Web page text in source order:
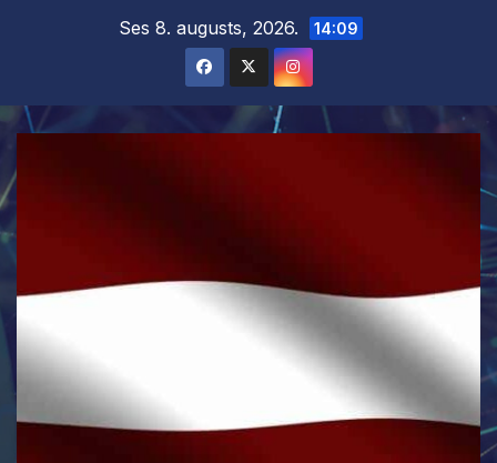
Ses 8. augusts, 2026. 14:09